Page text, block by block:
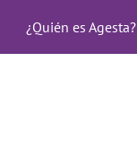
¿Quién es Agesta?